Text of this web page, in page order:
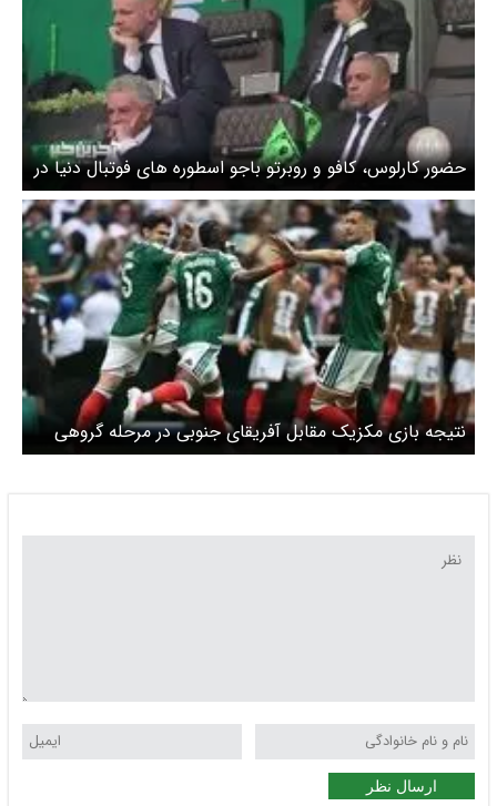
حضور کارلوس، کافو و روبرتو باجو اسطوره های فوتبال دنیا در
دیدار افتتاحیه جام جهانی 2026 + ویدئو
نتیجه بازی مکزیک مقابل آفریقای جنوبی در مرحله گروهی
جام جهانی ۲۰۲۶
ارسال نظر